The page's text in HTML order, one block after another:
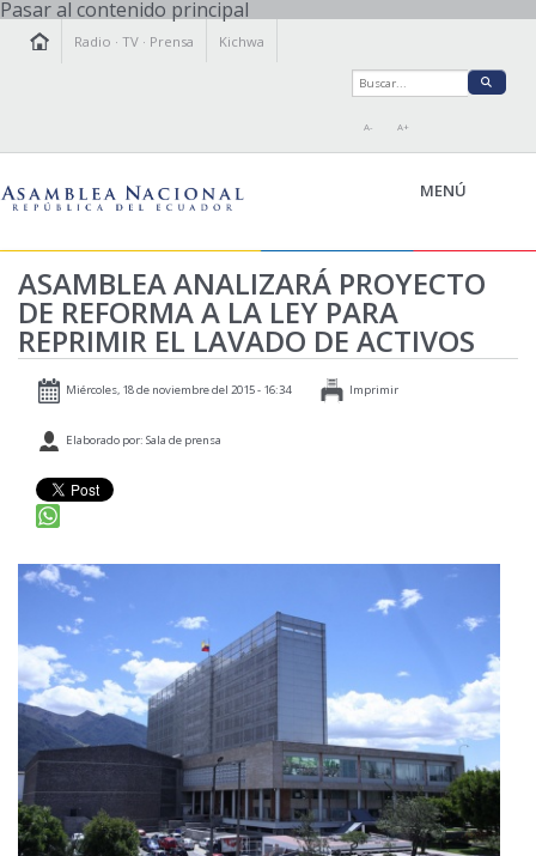
Pasar al contenido principal
Radio ·TV · Prensa Kichwa
A- A+
MENÚ
LA ASAMBLEA
LEGISLAMOS
FISCALIZAMOS
PRENSA
PARTICIPACIÓN
RELACIONES INTERNACIONALES
AGENDA
ASAMBLEA ANALIZARÁ PROYECTO
DE REFORMA A LA LEY PARA
REPRIMIR EL LAVADO DE ACTIVOS
Miércoles, 18 de noviembre del 2015 - 16:34 Imprimir
Elaborado por: Sala de prensa